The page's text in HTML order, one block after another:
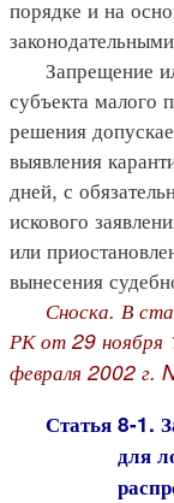
порядке и на
Запрещение
субъекта малого
решения
выявления
дней, с
искового
или
вынесения
Сноска. В
РК от 29 ноября
февраля 2002 г.
Статья 8-1.
для